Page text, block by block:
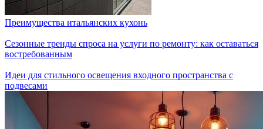
Преимущества итальянских кухонь
Сезонные тренды спроса на услуги по ремонту: как оставаться
востребованным
Идеи для стильного освещения входного пространства с
подвесами